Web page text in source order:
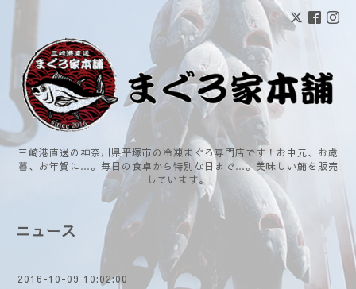
三崎港直送の神奈川県平塚市の冷凍まぐろ専門店です！お中元、お歳
暮、お年賀に…。毎日の食卓から特別な日まで…。美味しい鮪を販売
しています。
ニュース
2016-10-09 10:02:00